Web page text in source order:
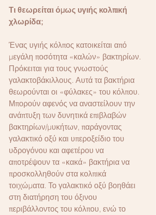
Τι θεωρείται όμως υγιής κολπική
χλωρίδα;
Ένας υγιής κόλπος κατοικείται από
μεγάλη ποσότητα «καλών» βακτηρίων.
Πρόκειται για τους γνωστούς
γαλακτοβάκιλλους. Αυτά τα βακτήρια
θεωρούνται οι «φύλακες» του κόλπου.
Μπορούν αφενός να αναστείλουν την
ανάπτυξη των δυνητικά επιβλαβών
βακτηρίων/μυκήτων, παράγοντας
γαλακτικό οξύ και υπεροξείδιο του
υδρογόνου και αφετέρου να
αποτρέψουν τα «κακά» βακτήρια να
προσκολληθούν στα κολπικά
τοιχώματα. Το γαλακτικό οξύ βοηθάει
στη διατήρηση του όξινου
περιβάλλοντος του κόλπου, ενώ το